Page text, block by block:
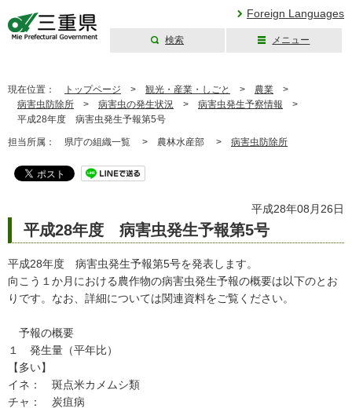
Foreign Languages
検索 メニュー
現在位置： トップページ > 観光・産業・しごと > 農業 >
病害虫防除所 > 病害虫の発生状況 > 病害虫発生予察情報 >
平成28年度 病害虫発生予報第5号
担当所属： 県庁の組織一覧 > 農林水産部 > 病害虫防除所
平成28年08月26日
平成28年度 病害虫発生予報第5号
平成28年度 病害虫発生予報第5号を発表します。
向こう１か月における農作物の病害虫発生予報の概要は以下のとお
りです。なお、詳細については関連資料をご覧ください。
予報の概要
１ 発生量（平年比）
【多い】
イネ： 斑点米カメムシ類
チャ： 炭疽病